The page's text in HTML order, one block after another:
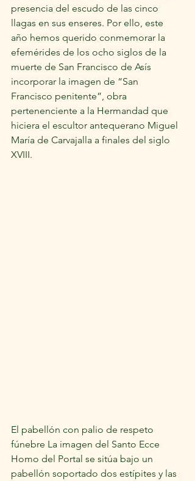
presencia del escudo de las cinco
llagas en sus enseres. Por ello, este
año hemos querido conmemorar la
efemérides de los ocho siglos de la
muerte de San Francisco de Asís
incorporar la imagen de “San
Francisco penitente”, obra
pertenenciente a la Hermandad que
hiciera el escultor antequerano Miguel
María de Carvajalla a finales del siglo
XVIII.
El pabellón con palio de respeto
fúnebre La imagen del Santo Ecce
Homo del Portal se sitúa bajo un
pabellón soportado dos estípites y las